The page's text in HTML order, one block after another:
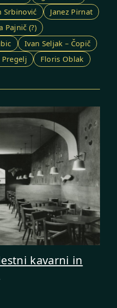
Srbinović
Janez Pirnat
Pajnič (?)
Ivan Seljak – Čopič
Floris Oblak
kavarni in